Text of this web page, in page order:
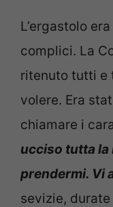
L’ergastolo
complici. La
ritenuto tutti e
volere. Era
chiamare i
ucciso tutta la
prendermi. Vi
sevizie,